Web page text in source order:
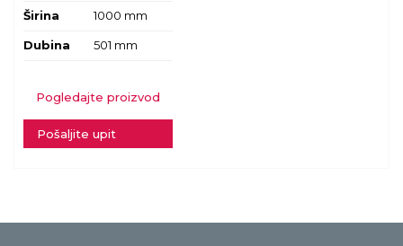
Širina 1000 mm
Dubina 501 mm
Pogledajte proizvod
Pošaljite upit